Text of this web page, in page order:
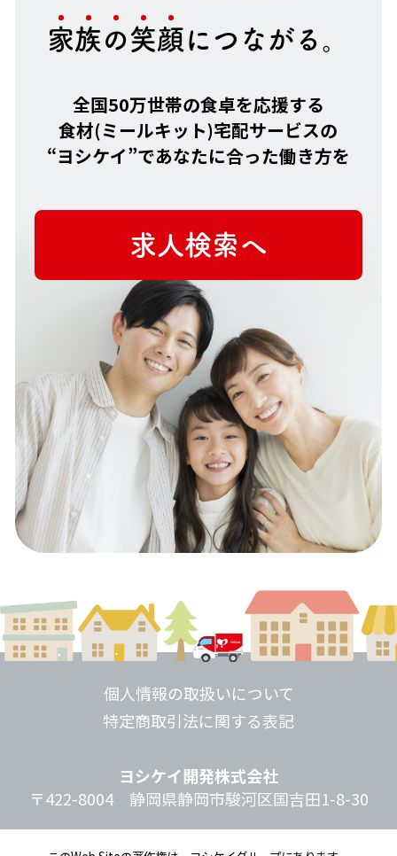
家族の笑顔につながる。
全国50万世帯の食卓を応援する
食材(ミールキット)宅配サービスの
“ヨシケイ”であなたに合った働き方を
求人検索へ
個人情報の取扱いについて
特定商取引法に関する表記
ヨシケイ開発株式会社
〒422-8004 静岡県静岡市駿河区国吉田1-8-30